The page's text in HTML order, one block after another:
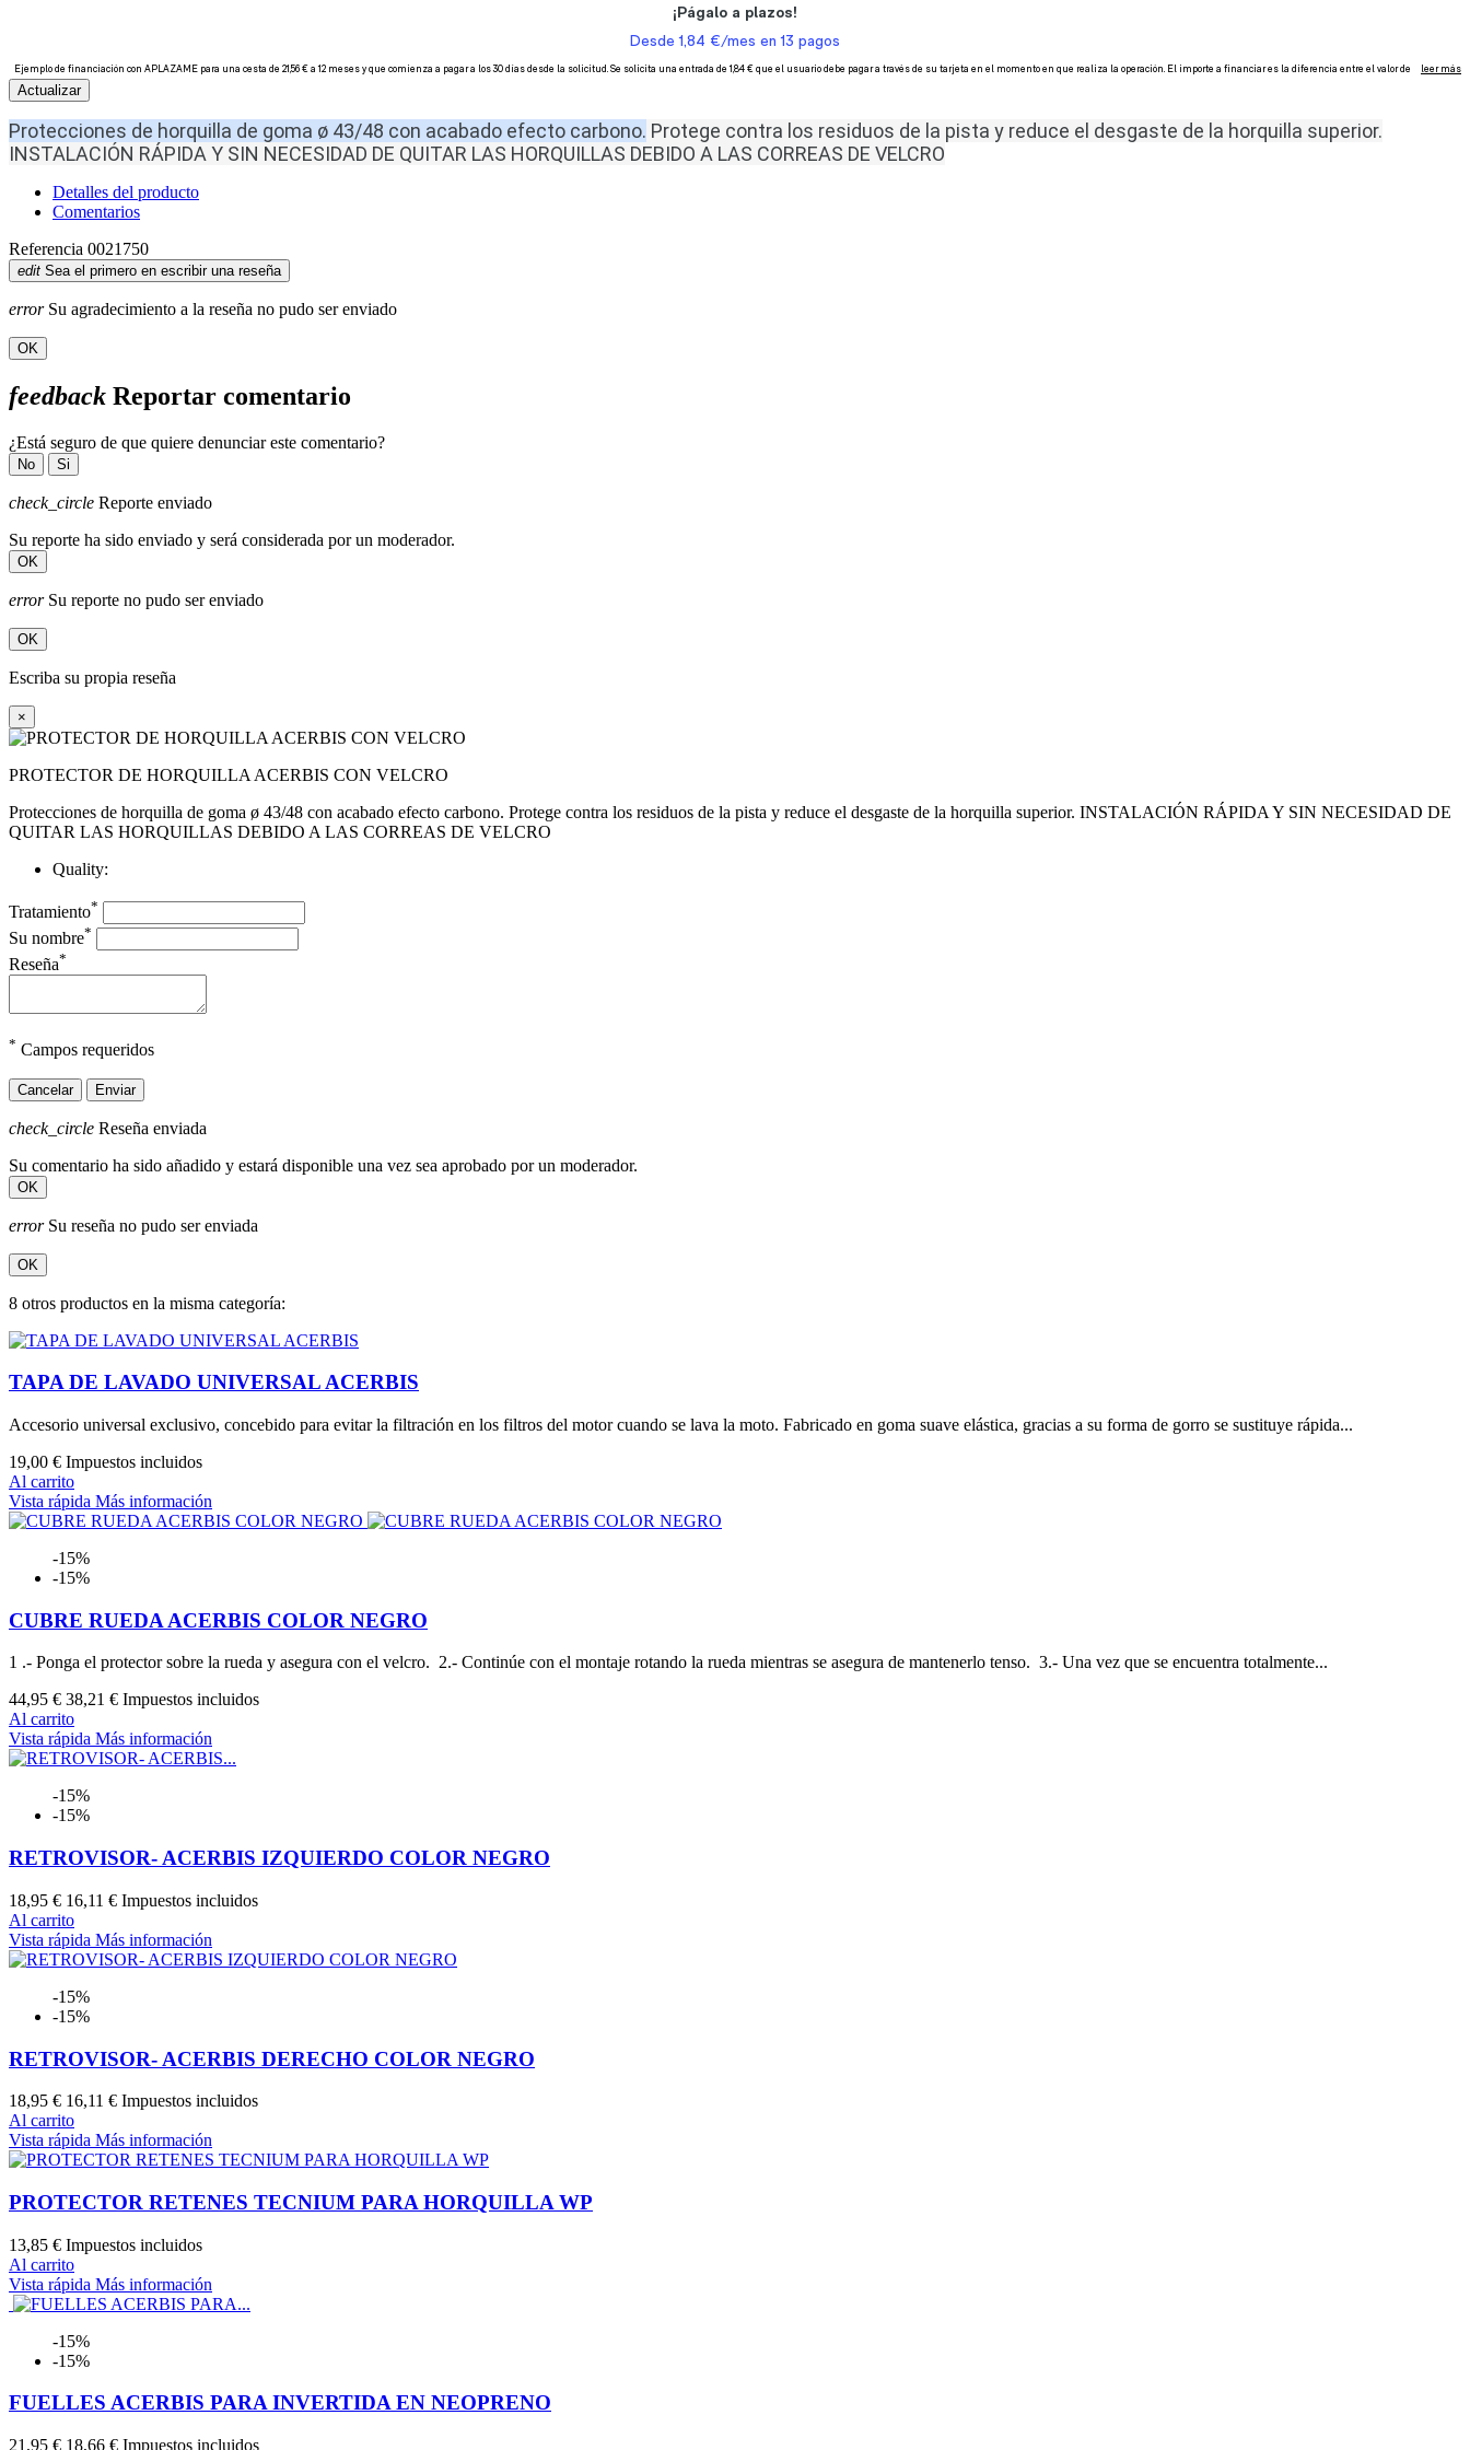
Protecciones de horquilla de goma ø 43/48 con acabado efecto carbono. Protege contra los residuos de la pista y reduce el desgaste de la horquilla superior.
INSTALACIÓN RÁPIDA Y SIN NECESIDAD DE QUITAR LAS HORQUILLAS DEBIDO A LAS CORREAS DE VELCRO
Detalles del producto
Comentarios
Referencia 0021750
edit Sea el primero en escribir una reseña
errorSu agradecimiento a la reseña no pudo ser enviado
OK
feedback Reportar comentario
¿Está seguro de que quiere denunciar este comentario?
No Si
check_circle Reporte enviado
Su reporte ha sido enviado y será considerada por un moderador.
OK
errorSu reporte no pudo ser enviado
OK
Escriba su propia reseña
×
PROTECTOR DE HORQUILLA ACERBIS CON VELCRO
Protecciones de horquilla de goma ø 43/48 con acabado efecto carbono. Protege contra los residuos de la pista y reduce el desgaste de la horquilla superior. INSTALACIÓN RÁPIDA Y SIN NECESIDAD DE
QUITAR LAS HORQUILLAS DEBIDO A LAS CORREAS DE VELCRO
Quality:
Tratamiento*
Su nombre*
Reseña*
* Campos requeridos
Cancelar Enviar
check_circle Reseña enviada
Su comentario ha sido añadido y estará disponible una vez sea aprobado por un moderador.
OK
errorSu reseña no pudo ser enviada
OK
8 otros productos en la misma categoría:
TAPA DE LAVADO UNIVERSAL ACERBIS
Accesorio universal exclusivo, concebido para evitar la filtración en los filtros del motor cuando se lava la moto. Fabricado en goma suave elástica, gracias a su forma de gorro se sustituye rápida...
19,00 € Impuestos incluidos
Al carrito
Vista rápida Más información
-15%
-15%
CUBRE RUEDA ACERBIS COLOR NEGRO
1 .- Ponga el protector sobre la rueda y asegura con el velcro. 2.- Continúe con el montaje rotando la rueda mientras se asegura de mantenerlo tenso. 3.- Una vez que se encuentra totalmente...
44,95 € 38,21 € Impuestos incluidos
Al carrito
Vista rápida Más información
-15%
-15%
RETROVISOR- ACERBIS IZQUIERDO COLOR NEGRO
18,95 € 16,11 € Impuestos incluidos
Al carrito
Vista rápida Más información
-15%
-15%
RETROVISOR- ACERBIS DERECHO COLOR NEGRO
18,95 € 16,11 € Impuestos incluidos
Al carrito
Vista rápida Más información
PROTECTOR RETENES TECNIUM PARA HORQUILLA WP
13,85 € Impuestos incluidos
Al carrito
Vista rápida Más información
-15%
-15%
FUELLES ACERBIS PARA INVERTIDA EN NEOPRENO
21,95 € 18,66 € Impuestos incluidos